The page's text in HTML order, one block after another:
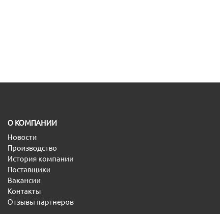
O КОМПАНИИ
Новости
Производство
История компании
Поставщики
Вакансии
Контакты
Отзывы партнеров